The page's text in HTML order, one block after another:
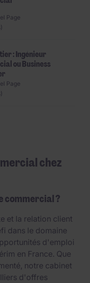
Page
: Ingénieur
ou Business
Page
chez
commercial ?
et la relation client
dans le domaine
d'emploi
en France. Que
notre cabinet
d'offres